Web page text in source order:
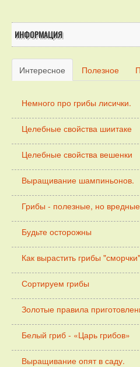
ИНФОРМАЦИЯ
Интересное Полезное
Немного про грибы лисички.
Целебные свойства шиитаке
Целебные свойства вешенки
Выращивание шампиньонов.
Грибы - полезные, но вредные
Будьте осторожны
Как вырастить грибы
Сортируем грибы
Золотые правила
Белый гриб - «Царь грибов»
Выращивание опят в саду.